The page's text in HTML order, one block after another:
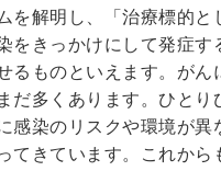
を解明し、「治療標的
をきっかけにして発症
るものといえます。が
だ多くあります。ひと
感染のリスクや環境が
てきています。これか